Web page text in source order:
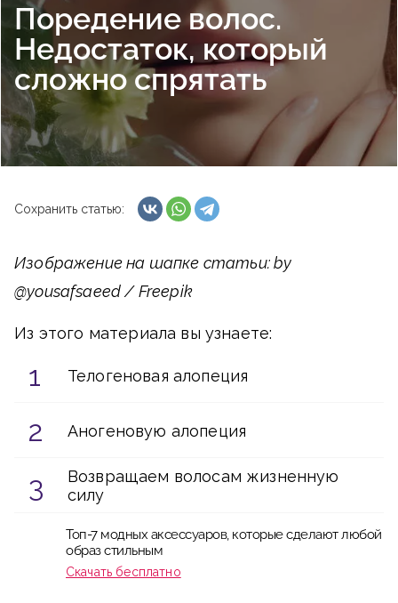
Поредение волос.
Недостаток, который
сложно спрятать
Сохранить статью:
Изображение на шапке статьи: by
@yousafsaeed / Freepik
Из этого материала вы узнаете:
Телогеновая алопеция
Аногеновую алопеция
Возвращаем волосам жизненную
силу
Топ-7 модных аксессуаров, которые сделают любой
образ стильным
Скачать бесплатно